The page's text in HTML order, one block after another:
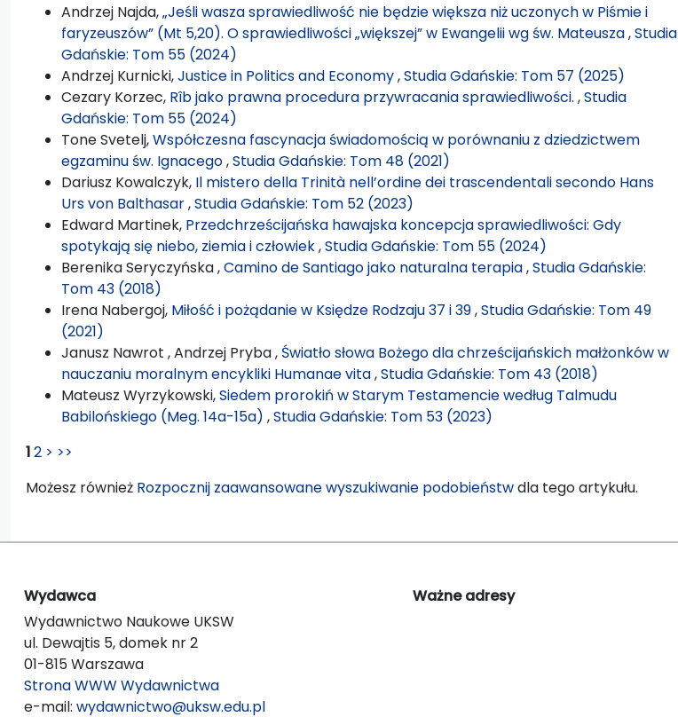
Andrzej Najda,„Jeśli wasza sprawiedliwość nie będzie większa niż uczonych w Piśmie i
faryzeuszów” (Mt 5,20). O sprawiedliwości „większej” w Ewangelii wg św. Mateusza,Studia
Gdańskie: Tom 55 (2024)
Andrzej Kurnicki,Justice in Politics and Economy,Studia Gdańskie: Tom 57 (2025)
Cezary Korzec, Rîb jako prawna procedura przywracania sprawiedliwości. ,Studia
Gdańskie: Tom 55 (2024)
Tone Svetelj,Współczesna fascynacja świadomością w porównaniu z dziedzictwem
egzaminu św. Ignacego,Studia Gdańskie: Tom 48 (2021)
Dariusz Kowalczyk, Il mistero della Trinità nell’ordine dei trascendentali secondo Hans
Urs von Balthasar,Studia Gdańskie: Tom 52 (2023)
Edward Martinek, Przedchrześcijańska hawajska koncepcja sprawiedliwości: Gdy
spotykają się niebo, ziemia i człowiek,Studia Gdańskie: Tom 55 (2024)
Berenika Seryczyńska ,Camino de Santiago jako naturalna terapia,Studia Gdańskie:
Tom 43 (2018)
Irena Nabergoj, Miłość i pożądanie w Księdze Rodzaju 37 i 39,Studia Gdańskie: Tom 49
(2021)
Janusz Nawrot , Andrzej Pryba , Światło słowa Bożego dla chrześcijańskich małżonków w
nauczaniu moralnym encykliki Humanae vita,Studia Gdańskie: Tom 43 (2018)
Mateusz Wyrzykowski,Siedem prorokiń w Starym Testamencie według Talmudu
Babilońskiego (Meg. 14a-15a) ,Studia Gdańskie: Tom 53 (2023)
12 > >>
Możesz również Rozpocznij zaawansowane wyszukiwanie podobieństwdla tego artykułu.
Wydawca
Wydawnictwo Naukowe UKSW
ul. Dewajtis 5, domek nr 2
01-815 Warszawa
Strona WWW Wydawnictwa
e-mail: wydawnictwo@uksw.edu.pl
Ważne adresy